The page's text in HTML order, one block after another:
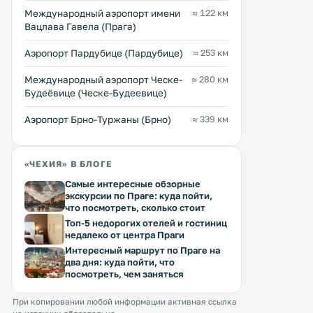
Международный аэропорт имени
Вацлава Гавела (Прага)
≈ 122 км
Аэропорт Пардубице (Пардубице) ≈ 253 км
Международный аэропорт Ческе-
Будеёвице (Ческе-Будеевице)
≈ 280 км
Аэропорт Брно-Туржаны (Брно) ≈ 339 км
«ЧЕХИЯ» В БЛОГЕ
Самые интересные обзорные
экскурсии по Праге: куда пойти,
что посмотреть, сколько стоит
Топ-5 недорогих отелей и гостиниц
недалеко от центра Праги
Интересный маршрут по Праге на
два дня: куда пойти, что
посмотреть, чем заняться
При копировании любой информации активная ссылка